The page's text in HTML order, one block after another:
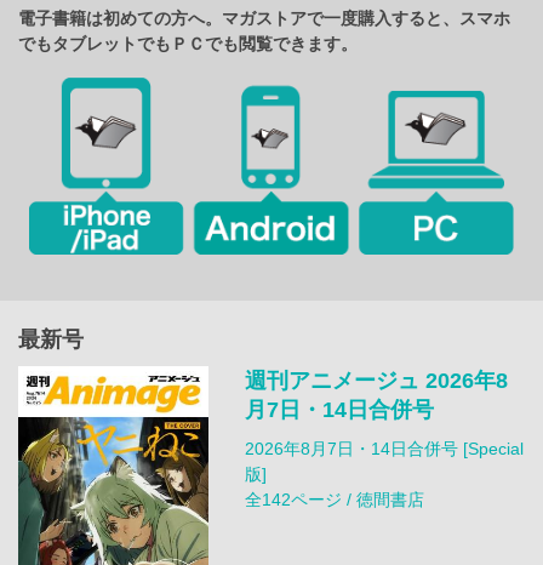
電子書籍は初めての方へ。マガストアで一度購入すると、スマホ
でもタブレットでもＰＣでも閲覧できます。
最新号
週刊アニメージュ 2026年8
月7日・14日合併号
2026年8月7日・14日合併号 [Special
版]
全142ページ / 徳間書店